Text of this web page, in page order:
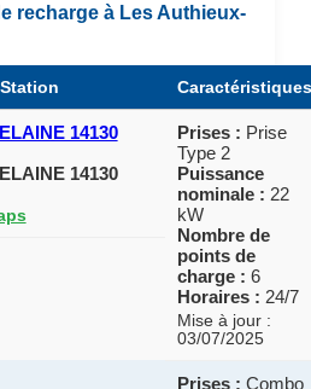
recharge à Les Authieux-
Caractéristiques
14130
14130
Prises : Prise
Type 2
Puissance
nominale : 22
kW
Nombre de
points de
charge : 6
Horaires : 24/7
Mise à jour :
03/07/2025
Prises : Combo